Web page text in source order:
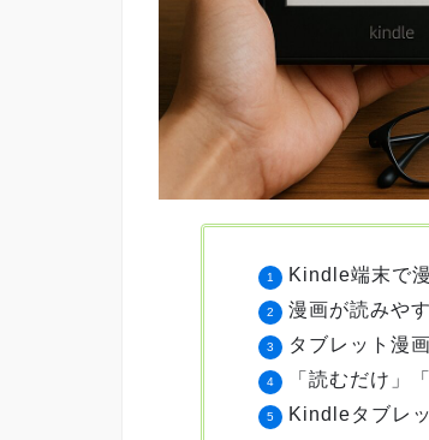
Kindle端末で
漫画が読みや
タブレット漫
「読むだけ」
Kindleタブレ